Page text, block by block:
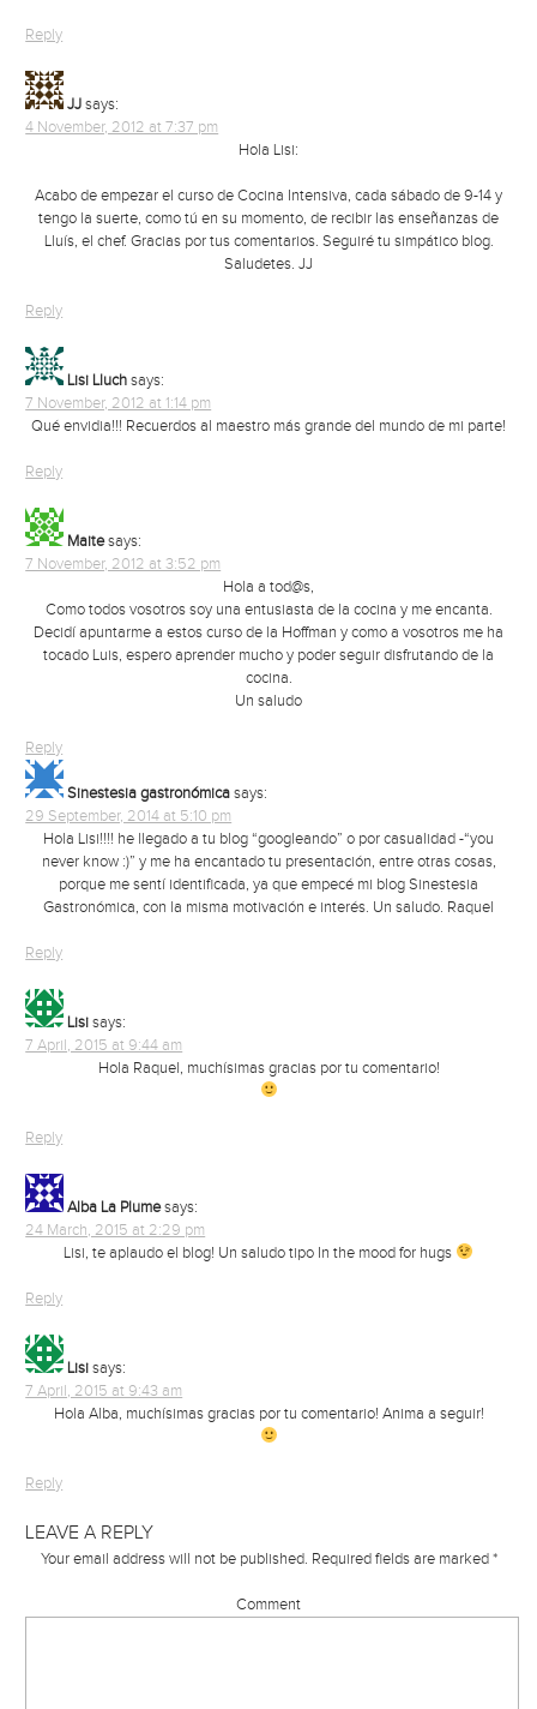
Reply
JJ says:
4 November, 2012 at 7:37 pm
Hola Lisi:
Acabo de empezar el curso de Cocina Intensiva, cada sábado de 9-14 y
tengo la suerte, como tú en su momento, de recibir las enseñanzas de
Lluís, el chef. Gracias por tus comentarios. Seguiré tu simpático blog.
Saludetes. JJ
Reply
Lisi Lluch says:
7 November, 2012 at 1:14 pm
Qué envidia!!! Recuerdos al maestro más grande del mundo de mi parte!
Reply
Maitesays:
7 November, 2012 at 3:52 pm
Hola a tod@s,
Como todos vosotros soy una entusiasta de la cocina y me encanta.
Decidí apuntarme a estos curso de la Hoffman y como a vosotros me ha
tocado Luis, espero aprender mucho y poder seguir disfrutando de la
cocina.
Un saludo
Reply
Sinestesia gastronómica says:
29 September, 2014 at 5:10 pm
Hola Lisi!!!! he llegado a tu blog “googleando” o por casualidad -“you
never know :)” y me ha encantado tu presentación, entre otras cosas,
porque me sentí identificada, ya que empecé mi blog Sinestesia
Gastronómica, con la misma motivación e interés. Un saludo. Raquel
Reply
Lisi says:
7 April, 2015 at 9:44 am
Hola Raquel, muchísimas gracias por tu comentario!
Reply
Alba La Plumesays:
24 March, 2015 at 2:29 pm
Lisi, te aplaudo el blog! Un saludo tipo In the mood for hugs
Reply
Lisi says:
7 April, 2015 at 9:43 am
Hola Alba, muchísimas gracias por tu comentario! Anima a seguir!
Reply
LEAVE A REPLY
Your email address will not be published. Required fields are marked*
Comment